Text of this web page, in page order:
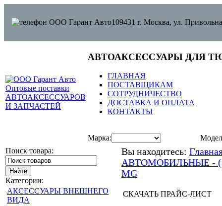
109431 г. Москва, ул.
АВТОАКСЕССУАРЫ ДЛЯ
ГЛАВНАЯ
ПОСТАВЩИКАМ
СОТРУДНИЧЕСТВО
ДОСТАВКА И ОПЛАТА
КОНТАКТЫ
Марка:
Поиск товара:
Категории:
АКСЕССУАРЫ ВНЕШНЕГО
ВИДА
Вы находитесь:
АВТОМОБИЛЬНЫЕ -
MG
СКАЧАТЬ ПРАЙС-ЛИСТ